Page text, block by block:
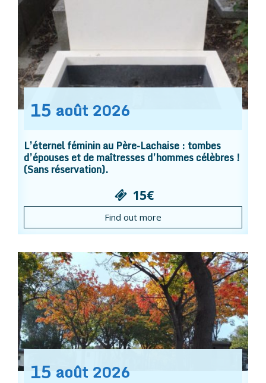
15 août 2026
L’éternel féminin au Père-Lachaise : tombes
d’épouses et de maîtresses d’hommes célèbres !
(Sans réservation).
15€
Find out more
15 août 2026